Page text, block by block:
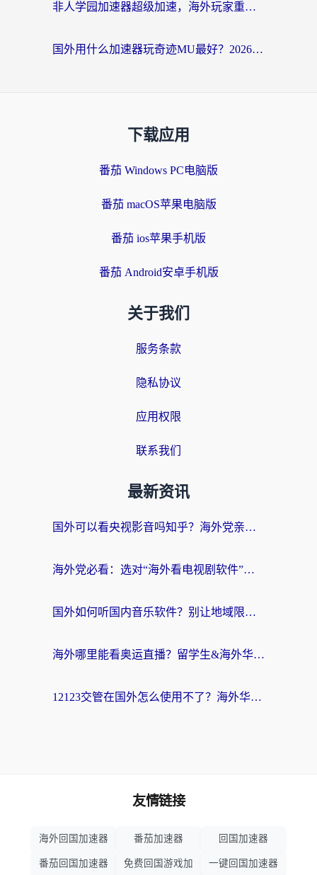
非人学园加速器超级加速，海外玩家重返国服的通行证
国外用什么加速器玩奇迹MU最好？2026海外玩家国服游戏加速全攻略
下载应用
番茄 Windows PC电脑版
番茄 macOS苹果电脑版
番茄 ios苹果手机版
番茄 Android安卓手机版
关于我们
服务条款
隐私协议
应用权限
联系我们
最新资讯
国外可以看央视影音吗知乎？海外党亲测有效的回国加速方案
海外党必看：选对“海外看电视剧软件”，再也不用愁国内剧刷不了
国外如何听国内音乐软件？别让地域限制，断了你的中文歌单
海外哪里能看奥运直播？留学生&海外华人必看的体育赛事观赛终极指南
12123交管在国外怎么使用不了？海外华人必看的无缝访问国内资源指南
友情链接
海外回国加速器 番茄加速器 回国加速器
番茄回国加速器 免费回国游戏加 一键回国加速器